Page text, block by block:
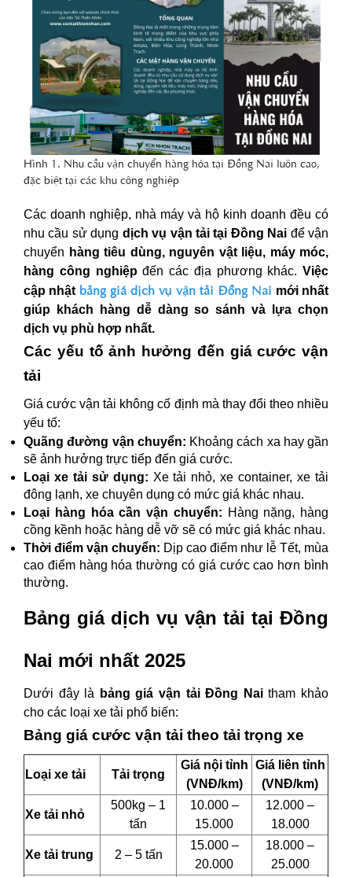
Hình 1. Nhu cầu vận chuyển hàng hóa tại Đồng Nai luôn cao,
đặc biệt tại các khu công nghiệp
Các doanh nghiệp, nhà máy và hộ kinh doanh đều có
nhu cầu sử dụng dịch vụ vận tải tại Đồng Nai để vận
chuyển hàng tiêu dùng, nguyên vật liệu, máy móc,
hàng công nghiệpđến các địa phương khác. Việc
cập nhật bảng giá dịch vụ vận tải Đồng Nai mới nhất
giúp khách hàng dễ dàng so sánh và lựa chọn
dịch vụ phù hợp nhất.
Các yếu tố ảnh hưởng đến giá cước vận
tải
Giá cước vận tải không cố định mà thay đổi theo nhiều
yếu tố:
Quãng đường vận chuyển: Khoảng cách xa hay gần
sẽ ảnh hưởng trực tiếp đến giá cước.
Loại xe tải sử dụng: Xe tải nhỏ, xe container, xe tải
đông lạnh, xe chuyên dụng có mức giá khác nhau.
Loại hàng hóa cần vận chuyển: Hàng nặng, hàng
cồng kềnh hoặc hàng dễ vỡ sẽ có mức giá khác nhau.
Thời điểm vận chuyển: Dịp cao điểm như lễ Tết, mùa
cao điểm hàng hóa thường có giá cước cao hơn bình
thường.
Bảng giá dịch vụ vận tải tại Đồng
Nai mới nhất 2025
Dưới đây là bảng giá vận tải Đồng Naitham khảo
cho các loại xe tải phổ biến:
Bảng giá cước vận tải theo tải trọng xe
Loại xe tải Tải trọng
Giá nội tỉnh
(VNĐ/km)
Giá liên tỉnh
(VNĐ/km)
Xe tải nhỏ
500kg – 1
tấn
10.000 –
15.000
12.000 –
18.000
Xe tải trung 2 – 5 tấn
15.000 –
20.000
18.000 –
25.000